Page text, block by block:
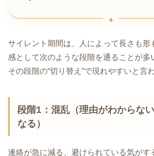
サイレント期間は、人によって長さも形
感として次のような段階を通ることが多
その段階の“切り替え”で現れやすいと言
段階1：混乱（理由がわからな
なる）
連絡が急に減る、避けられている気がす